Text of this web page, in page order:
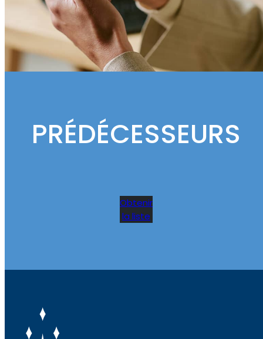
PRÉDÉCESSEURS
Obtenir
la liste